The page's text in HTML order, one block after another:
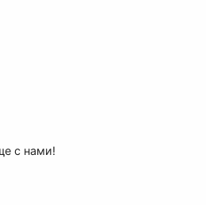
с нами!